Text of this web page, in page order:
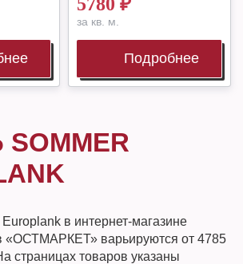
за кв. м.
Подробнее
в интернет-магазине
«ОСТМАРКЕТ» варьируются от 4785
страницах товаров указаны